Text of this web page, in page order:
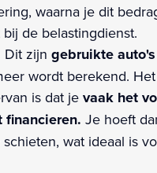
waarna je dit
de belastingdienst.
Dit zijn gebruikte auto's
wordt berekend.
is dat je vaak het
financieren. Je hoeft
wat ideaal is